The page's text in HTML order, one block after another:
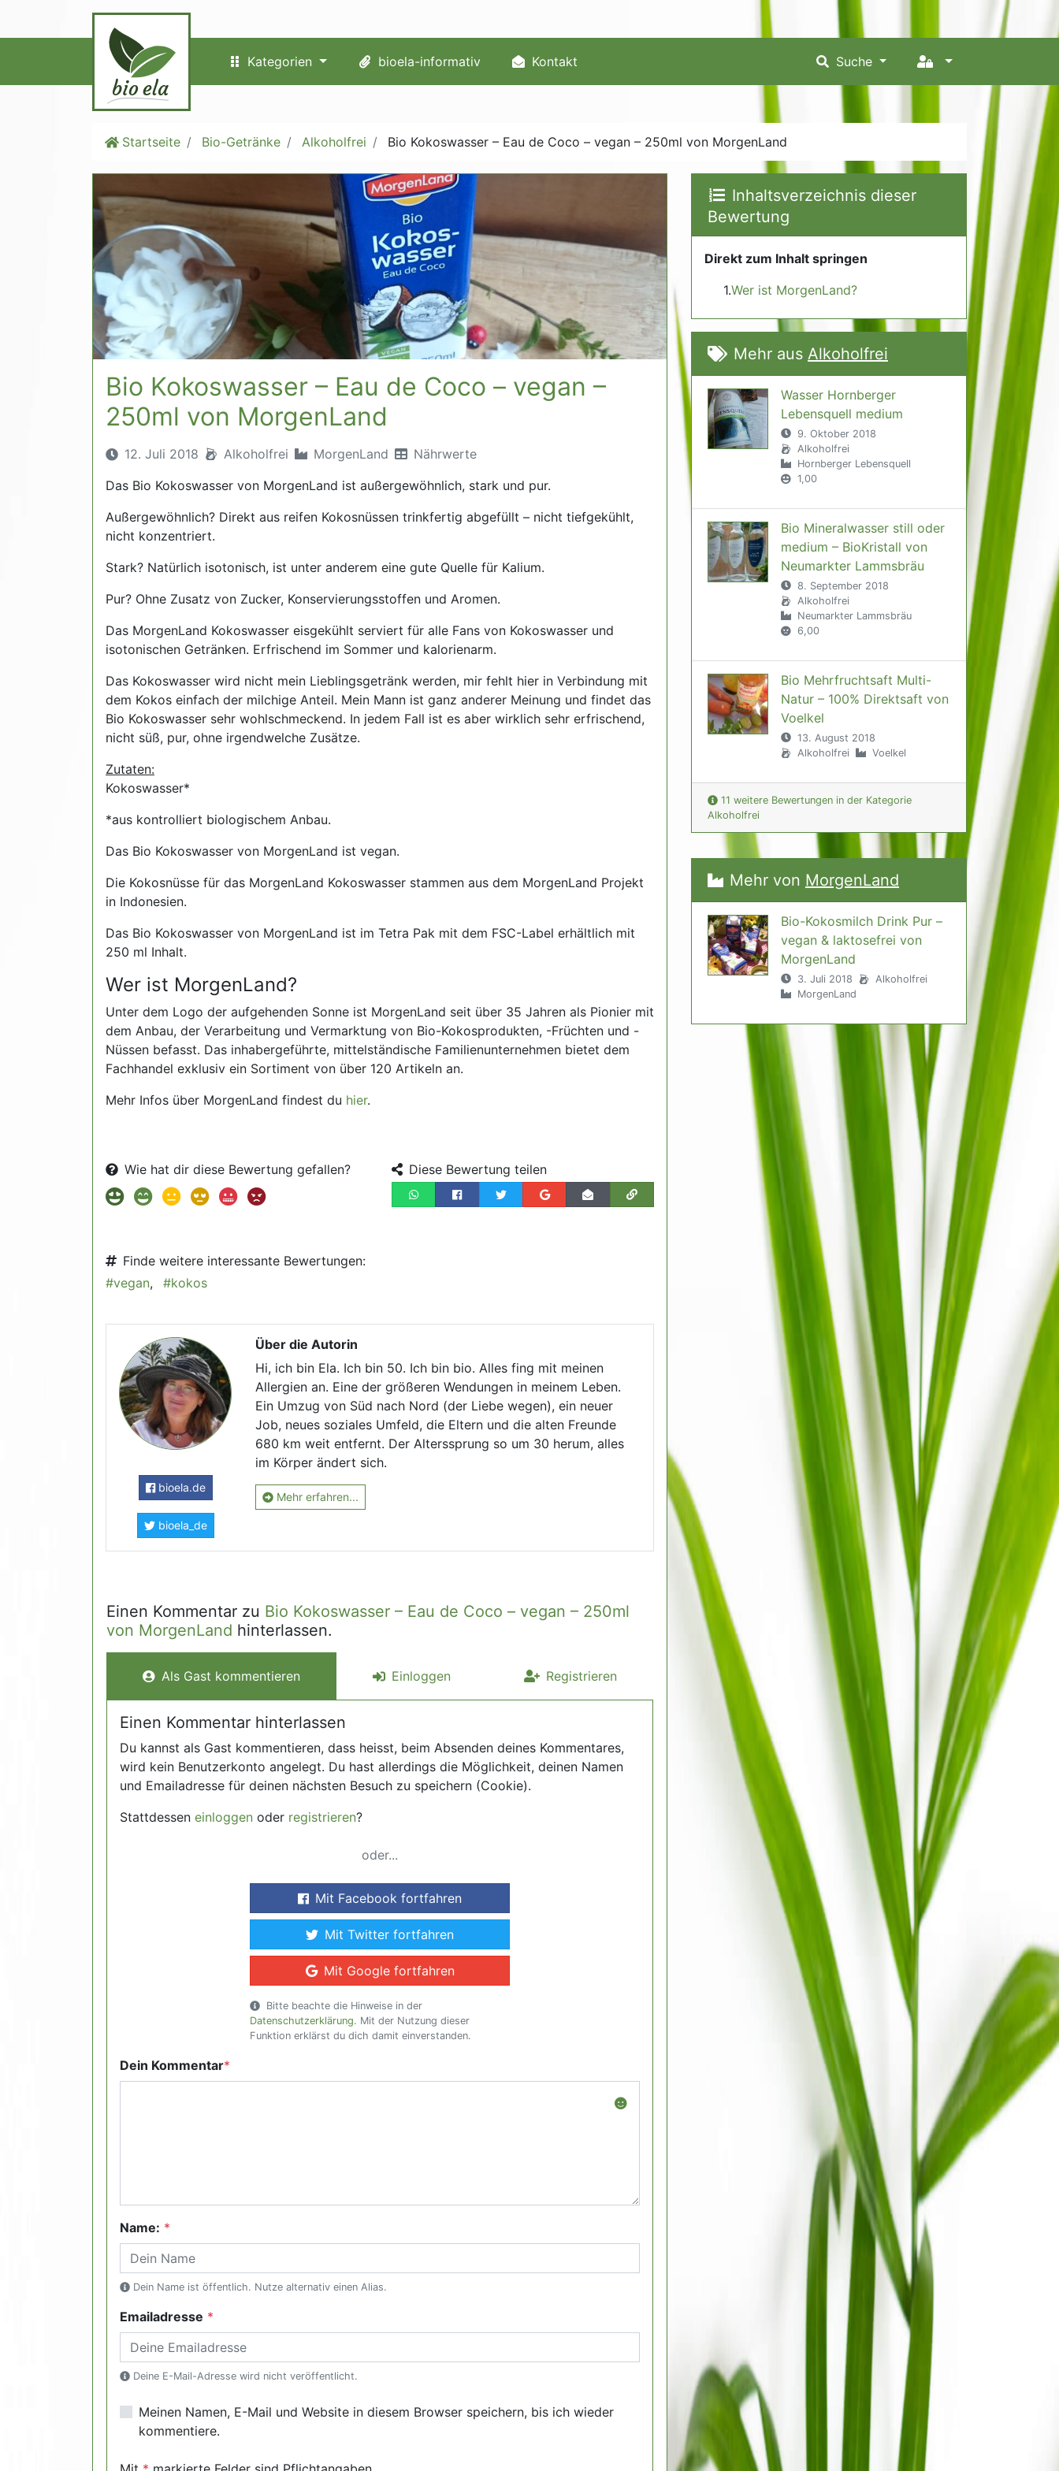
Kategorien bioela-informativ Kontakt Suche
Startseite Bio-Getränke Alkoholfrei Bio Kokoswasser – Eau de Coco – vegan – 250ml von MorgenLand
Bio Kokoswasser – Eau de Coco – vegan –
250ml von MorgenLand
12. Juli 2018 Alkoholfrei MorgenLand
Nährwerte
Das Bio Kokoswasser von MorgenLand ist außergewöhnlich, stark und pur.
Außergewöhnlich? Direkt aus reifen Kokosnüssen trinkfertig abgefüllt – nicht tiefgekühlt,
nicht konzentriert.
Stark? Natürlich isotonisch, ist unter anderem eine gute Quelle für Kalium.
Pur? Ohne Zusatz von Zucker, Konservierungsstoffen und Aromen.
Das MorgenLand Kokoswasser eisgekühlt serviert für alle Fans von Kokoswasser und
isotonischen Getränken. Erfrischend im Sommer und kalorienarm.
Das Kokoswasser wird nicht mein Lieblingsgetränk werden, mir fehlt hier in Verbindung mit
dem Kokos einfach der milchige Anteil. Mein Mann ist ganz anderer Meinung und findet das
Bio Kokoswasser sehr wohlschmeckend. In jedem Fall ist es aber wirklich sehr erfrischend,
nicht süß, pur, ohne irgendwelche Zusätze.
Zutaten:
Kokoswasser*
*aus kontrolliert biologischem Anbau.
Das Bio Kokoswasser von MorgenLand ist vegan.
Die Kokosnüsse für das MorgenLand Kokoswasser stammen aus dem MorgenLand Projekt
in Indonesien.
Das Bio Kokoswasser von MorgenLand ist im Tetra Pak mit dem FSC-Label erhältlich mit
250 ml Inhalt.
Wer ist MorgenLand?
Unter dem Logo der aufgehenden Sonne ist MorgenLand seit über 35 Jahren als Pionier mit
dem Anbau, der Verarbeitung und Vermarktung von Bio-Kokosprodukten, -Früchten und -
Nüssen befasst. Das inhabergeführte, mittelständische Familienunternehmen bietet dem
Fachhandel exklusiv ein Sortiment von über 120 Artikeln an.
Mehr Infos über MorgenLand findest du hier.
Wie hat dir diese Bewertung gefallen? Diese Bewertung teilen
Finde weitere interessante Bewertungen:
#vegan, #kokos
bioela.de
bioela_de
Über die Autorin
Hi, ich bin Ela. Ich bin 50. Ich bin bio. Alles fing mit meinen
Allergien an. Eine der größeren Wendungen in meinem Leben.
Ein Umzug von Süd nach Nord (der Liebe wegen), ein neuer
Job, neues soziales Umfeld, die Eltern und die alten Freunde
680 km weit entfernt. Der Alterssprung so um 30 herum, alles
im Körper ändert sich.
Mehr erfahren...
Einen Kommentar zu Bio Kokoswasser – Eau de Coco – vegan – 250ml
von MorgenLand hinterlassen.
Als Gast kommentieren Einloggen Registrieren
Einen Kommentar hinterlassen
Du kannst als Gast kommentieren, dass heisst, beim Absenden deines Kommentares,
wird kein Benutzerkonto angelegt. Du hast allerdings die Möglichkeit, deinen Namen
und Emailadresse für deinen nächsten Besuch zu speichern (Cookie).
Stattdessen einloggen oder registrieren?
oder...
Mit Facebook fortfahren
Mit Twitter fortfahren
Mit Google fortfahren
Bitte beachte die Hinweise in der
Datenschutzerklärung. Mit der Nutzung dieser
Funktion erklärst du dich damit einverstanden.
Dein Kommentar*
Name: *
Dein Name ist öffentlich. Nutze alternativ einen Alias.
Emailadresse *
Deine E-Mail-Adresse wird nicht veröffentlicht.
Meinen Namen, E-Mail und Website in diesem Browser speichern, bis ich wieder
kommentiere.
Inhaltsverzeichnis dieser
Bewertung
Direkt zum Inhalt springen
Wer ist MorgenLand?
Mehr aus Alkoholfrei
Wasser Hornberger
Lebensquell medium
9. Oktober 2018
Alkoholfrei
Hornberger Lebensquell
1,00
Bio Mineralwasser still oder
medium – BioKristall von
Neumarkter Lammsbräu
8. September 2018
Alkoholfrei
Neumarkter Lammsbräu
6,00
Bio Mehrfruchtsaft Multi-
Natur – 100% Direktsaft von
Voelkel
13. August 2018
Alkoholfrei
Voelkel
11 weitere Bewertungen in der Kategorie
Alkoholfrei
Mehr von MorgenLand
Bio-Kokosmilch Drink Pur –
vegan & laktosefrei von
MorgenLand
3. Juli 2018
Alkoholfrei
MorgenLand